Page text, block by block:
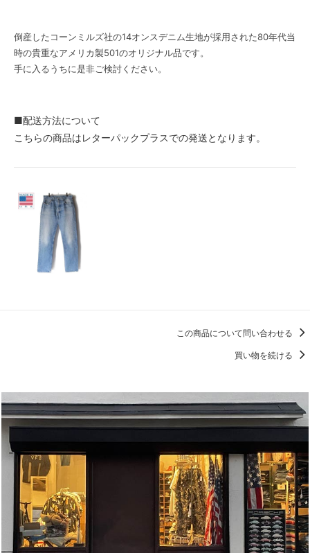
倒産したコーンミルズ社の14オンスデニム生地が採用された80年代当
時の貴重なアメリカ製501のオリジナル品です。
手に入るうちに是非ご検討ください。
■配送方法について
こちらの商品はレターパックプラスでの発送となります。
この商品について問い合わせる
買い物を続ける